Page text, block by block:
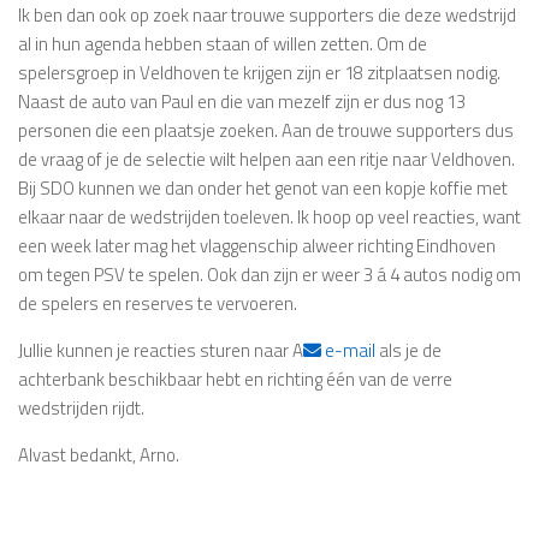
Ik ben dan ook op zoek naar trouwe supporters die deze wedstrijd
al in hun agenda hebben staan of willen zetten. Om de
spelersgroep in Veldhoven te krijgen zijn er 18 zitplaatsen nodig.
Naast de auto van Paul en die van mezelf zijn er dus nog 13
personen die een plaatsje zoeken. Aan de trouwe supporters dus
de vraag of je de selectie wilt helpen aan een ritje naar Veldhoven.
Bij SDO kunnen we dan onder het genot van een kopje koffie met
elkaar naar de wedstrijden toeleven. Ik hoop op veel reacties, want
een week later mag het vlaggenschip alweer richting Eindhoven
om tegen PSV te spelen. Ook dan zijn er weer 3 á 4 autos nodig om
de spelers en reserves te vervoeren.
Jullie kunnen je reacties sturen naar A
e-mail als je de
achterbank beschikbaar hebt en richting één van de verre
wedstrijden rijdt.
Alvast bedankt, Arno.